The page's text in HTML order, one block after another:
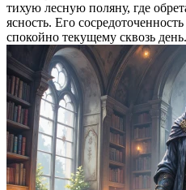
тихую лесную поляну, где
ясность. Его
спокойно текущему сквозь день.